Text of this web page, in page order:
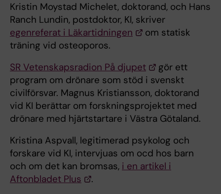
Kristin Moystad Michelet, doktorand, och Hans
Ranch Lundin, postdoktor, KI, skriver
egenreferat i Läkartidningen
om statisk
träning vid osteoporos.
SR Vetenskapsradion På djupet
gör ett
program om drönare som stöd i svenskt
civilförsvar. Magnus Kristiansson, doktorand
vid KI berättar om forskningsprojektet med
drönare med hjärtstartare i Västra Götaland.
Kristina Aspvall, legitimerad psykolog och
forskare vid KI, intervjuas om ocd hos barn
och om det kan bromsas, i en artikel i
Aftonbladet Plus
.